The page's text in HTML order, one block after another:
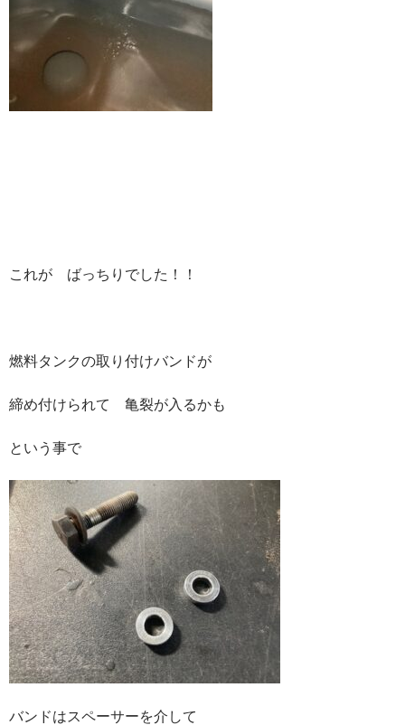
これが ばっちりでした！！
燃料タンクの取り付けバンドが
締め付けられて 亀裂が入るかも
という事で
バンドはスペーサーを介して